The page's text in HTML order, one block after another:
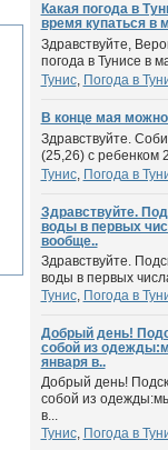
Какая погода в
время купаться в
Здравствуйте,
погода в Тунисе в
Тунис, Погода в
В конце мая
Здравствуйте.
(25,26) с ребенком
Тунис, Погода в
Здравствуйте.
воды в первых
вообще..
Здравствуйте.
воды в первых
Тунис, Погода в
Добрый день!
собой из
января в..
Добрый день!
собой из
в...
Тунис, Погода в